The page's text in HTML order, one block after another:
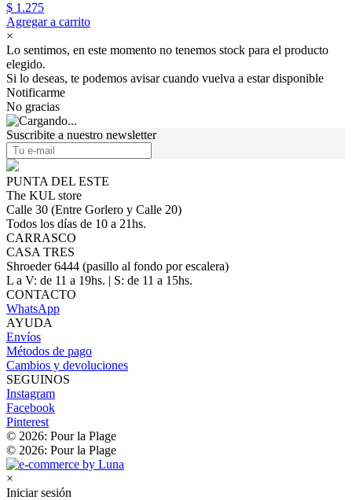
$ 1.275
Agregar a carrito
×
Lo sentimos, en este momento no tenemos stock para el producto
elegido.
Si lo deseas, te podemos avisar cuando vuelva a estar disponible
Notificarme
No gracias
Suscribite a nuestro newsletter
PUNTA DEL ESTE
The KUL store
Calle 30 (Entre Gorlero y Calle 20)
Todos los días de 10 a 21hs.
CARRASCO
CASA TRES
Shroeder 6444 (pasillo al fondo por escalera)
L a V: de 11 a 19hs. | S: de 11 a 15hs.
CONTACTO
WhatsApp
AYUDA
Envíos
Métodos de pago
Cambios y devoluciones
SEGUINOS
Instagram
Facebook
Pinterest
© 2026: Pour la Plage
© 2026: Pour la Plage
×
Iniciar sesión